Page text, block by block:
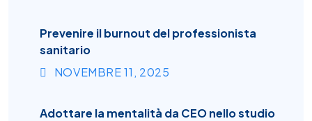
Prevenire il burnout del professionista
sanitario
NOVEMBRE11 , 2025
Adottare la mentalità da CEO nello studio